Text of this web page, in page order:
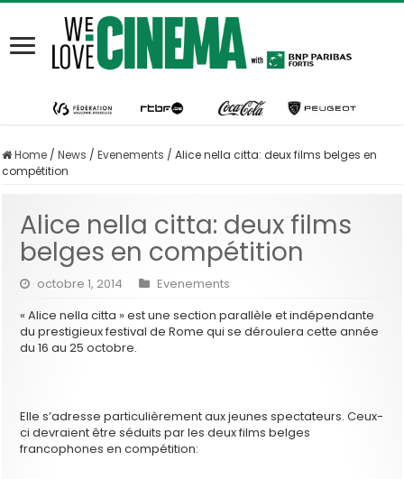
Home / News / Evenements / Alice nella citta: deux films belges en
compétition
Alice nella citta: deux films
belges en compétition
octobre 1, 2014
Evenements
« Alice nella citta » est une section parallèle et indépendante
du prestigieux festival de Rome qui se déroulera cette année
du 16 au 25 octobre.
Elle s’adresse particulièrement aux jeunes spectateurs. Ceux-
ci devraient être séduits par les deux films belges
francophones en compétition: